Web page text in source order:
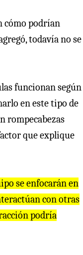
cómo podrían
todavía no se
funcionan según
en este tipo de
rompecabezas
que explique
se enfocarán en
con otras
podría